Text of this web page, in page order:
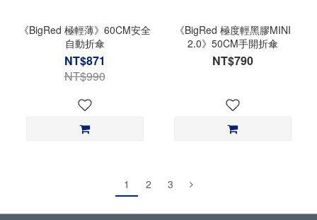
《BigRed 極輕薄》60CM安全
自動折傘
NT$871
NT$990
《BigRed 極度輕黑膠MINI
2.0》50CM手開折傘
NT$790
1 2 3